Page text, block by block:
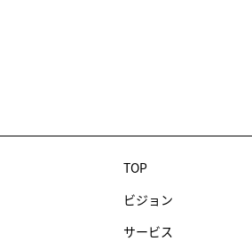
TOP
ビジョン
サービス